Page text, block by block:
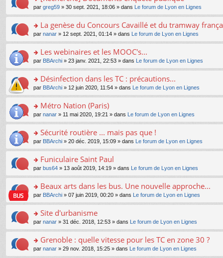
ré
c
e
nt
pl
u
s
ré
c
e
nt
n
le
pl
u
s
ré
c
e
nt
a
g
e
n
n
le
pl
u
s
ré
c
e
nt
e
s
a
g
e
n
n
le
pl
u
s
ré
c
e
nt
ult
er
le
m
e
s
a
g
e
n
n
le
pl
u
s
ré
c
e
nt
o
n
s
ult
er
le
m
e
s
a
g
e
n
n
le
pl
u
s
ré
c
e
nt
par greg59 » 30 sept. 2021, 18:06 » dans Le forum de Lyon en Lignes
o
n
s
ult
er
le
m
e
s
a
g
e
n
n
le
pl
u
s
ré
c
e
nt
La genèse du Concours Cavaillé et du tramway
par nanar » 12 sept. 2021, 01:14 » dans Le forum de Lyon en Lignes
o
n
s
ult
er
le
m
e
s
a
g
e
n
n
le
pl
u
s
ré
c
e
nt
Les webinaires et les MOOC's...
par BBArchi » 23 janv. 2021, 22:53 » dans Le forum de Lyon en Lignes
o
n
s
ult
er
le
m
e
s
a
g
e
n
n
le
pl
u
s
ré
c
Désinfection dans les TC : précautions...
par BBArchi » 12 juin 2020, 11:54 » dans Le forum de Lyon en Lignes
o
n
s
ult
er
le
m
e
s
a
g
e
n
n
le
pl
u
Métro Nation (Paris)
par nanar » 11 mai 2020, 19:21 » dans Le forum de Lyon en Lignes
o
n
s
ult
er
le
m
e
s
a
g
e
n
n
Sécurité routière ... mais pas que !
par BBArchi » 20 déc. 2019, 15:09 » dans Le forum de Lyon en Lignes
o
n
s
ult
er
le
m
e
s
a
g
Funiculaire Saint Paul
par bus64 » 13 août 2019, 14:19 » dans Le forum de Lyon en Lignes
o
n
s
ult
er
le
m
e
s
Beaux arts dans les bus. Une nouvelle approche...
par BBArchi » 07 juin 2019, 00:20 » dans Le forum de Lyon en Lignes
o
n
s
ult
er
Site d'urbanisme
par nanar » 31 déc. 2018, 12:53 » dans Le forum de Lyon en Lignes
o
n
Grenoble : quelle vitesse pour les TC en zone 30 ?
par nanar » 29 nov. 2018, 15:25 » dans Le forum de Lyon en Lignes